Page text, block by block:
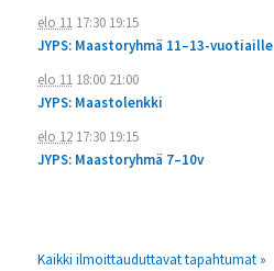
elo 1117:30 19:15
JYPS: Maastoryhmä 11–13-vuotiaille
elo 1118:00 21:00
JYPS: Maastolenkki
elo 1217:30 19:15
JYPS: Maastoryhmä 7–10v
Kaikki ilmoittauduttavat tapahtumat »